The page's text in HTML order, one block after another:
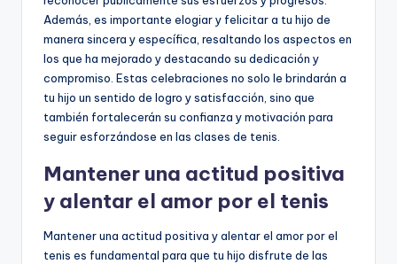
Además, es importante elogiar y felicitar a tu hijo de
manera sincera y específica, resaltando los aspectos en
los que ha mejorado y destacando su dedicación y
compromiso. Estas celebraciones no solo le brindarán a
tu hijo un sentido de logro y satisfacción, sino que
también fortalecerán su confianza y motivación para
seguir esforzándose en las clases de tenis.
Mantener una actitud positiva
y alentar el amor por el tenis
Mantener una actitud positiva y alentar el amor por el
tenis es fundamental para que tu hijo disfrute de las